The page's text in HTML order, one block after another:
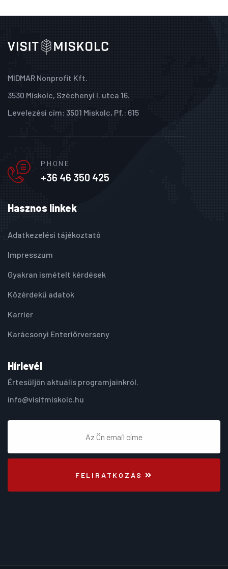
MIDMAR Nonprofit Kft.
3530 Miskolc, Széchenyi I. utca 16.
Levelezési cím: 3501 Miskolc, Pf.: 615
PHONE
+36 46 350 425
Hasznos linkek
Adatkezelési tájékoztató
Impresszum
Gyakran ismételt kérdések
Közérdekű adatok
Karrier
Karácsonyi Enteriőrverseny
Hírlevél
Értesüljön aktuális programjainkról.
info@visitmiskolc.hu
FELIRATKOZÁS